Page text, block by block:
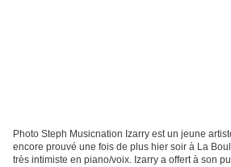
Photo Steph Musicnation Izarry est un jeune
encore prouvé une fois de plus hier soir à La
très intimiste en piano/voix. Izarry a offert à son